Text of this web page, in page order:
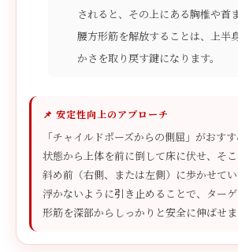
されると、その上にある胸椎や首
腰方形筋を解放することは、上半
かさを取り戻す鍵になります。
📌 安定性向上のアプローチ
「チャイルドポーズからの側屈」がおす
状態から上体を前に倒して床に伏せ、そ
斜め前（右側、または左側）に歩かせて
浮かないように引き止めることで、ター
形筋を深部からしっかりと安全に伸ばせま